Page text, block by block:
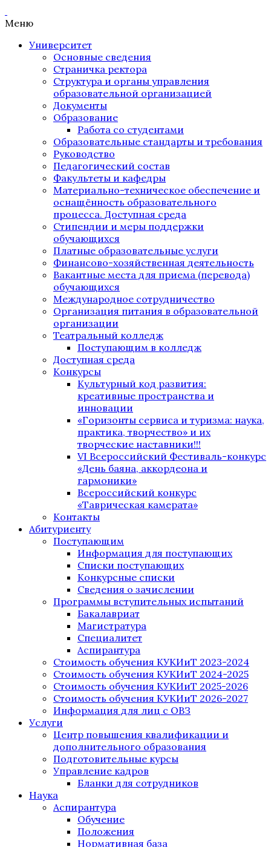
Меню
Университет
Основные сведения
Страничка ректора
Структура и органы управления
образовательной организацией
Документы
Образование
Работа со студентами
Образовательные стандарты и требования
Руководство
Педагогический состав
Факультеты и кафедры
Материально-техническое обеспечение и
оснащённость образовательного
процесса. Доступная среда
Стипендии и меры поддержки
обучающихся
Платные образовательные услуги
Финансово-хозяйственная деятельность
Вакантные места для приема (перевода)
обучающихся
Международное сотрудничество
Организация питания в образовательной
организации
Театральный колледж
Поступающим в колледж
Доступная среда
Конкурсы
Культурный код развития:
креативные пространства и
инновации
«Горизонты сервиса и туризма: наука,
практика, творчество» и их
творческие наставники!!!
VI Всероссийский Фестиваль-конкурс
«День баяна, аккордеона и
гармоники»
Всероссийский конкурс
«Таврическая камерата»
Контакты
Абитуриенту
Поступающим
Информация для поступающих
Списки поступающих
Конкурсные списки
Сведения о зачислении
Программы вступительных испытаний
Бакалавриат
Магистратура
Специалитет
Аспирантура
Стоимость обучения КУКИиТ 2023-2024
Стоимость обучения КУКИиТ 2024-2025
Стоимость обучения КУКИиТ 2025-2026
Стоимость обучения КУКИиТ 2026-2027
Информация для лиц с ОВЗ
Услуги
Центр повышения квалификации и
дополнительного образования
Подготовительные курсы
Управление кадров
Бланки для сотрудников
Наука
Аспирантура
Обучение
Положения
Нормативная база